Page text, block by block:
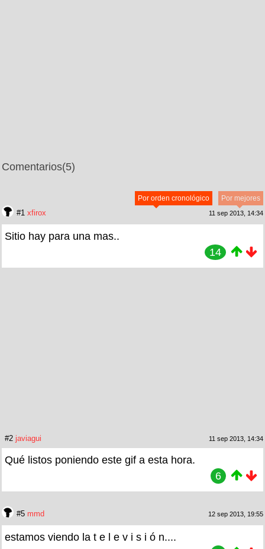
Comentarios(5)
Por mejores
Por orden cronológico
#1 xfirox 11 sep 2013, 14:34
Sitio hay para una mas..
14
#2 javiagui 11 sep 2013, 14:34
Qué listos poniendo este gif a esta hora.
6
#5 mmd 12 sep 2013, 19:55
estamos viendo la t e l e v i s i ó n....